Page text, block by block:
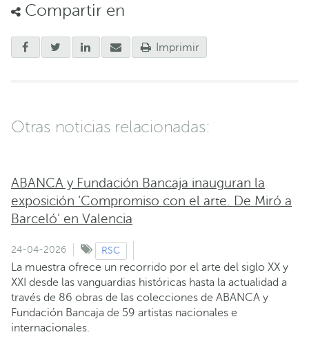
Compartir en
Imprimir
Otras noticias relacionadas:
ABANCA y Fundación Bancaja inauguran la
exposición ‘Compromiso con el arte. De Miró a
Barceló’ en Valencia
24-04-2026 RSC
La muestra ofrece un recorrido por el arte del siglo XX y
XXI desde las vanguardias históricas hasta la actualidad a
través de 86 obras de las colecciones de ABANCA y
Fundación Bancaja de 59 artistas nacionales e
internacionales.